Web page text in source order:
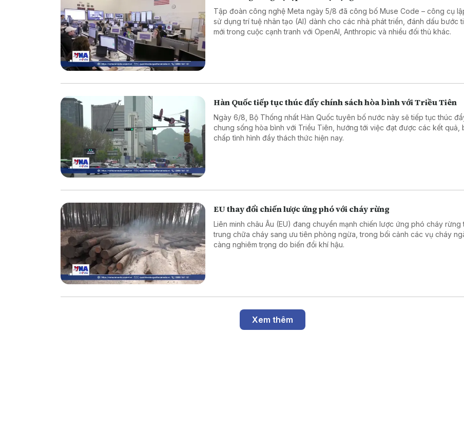
Tập đoàn công nghệ Meta ngày 5/8 đã công bố Muse Code – công cụ
sử dụng trí tuệ nhân tạo (AI) dành cho các nhà phát triển, đánh dấu bước
mới trong cuộc cạnh tranh với OpenAI, Anthropic và nhiều đối thủ khác.
Hàn Quốc tiếp tục thúc đẩy chính sách hòa bình với Triều Tiên
Ngày 6/8, Bộ Thống nhất Hàn Quốc tuyên bố nước này sẽ tiếp tục thúc
chung sống hòa bình với Triều Tiên, hướng tới việc đạt được các kết quả,
chấp tình hình đầy thách thức hiện nay.
EU thay đổi chiến lược ứng phó với cháy rừng
Liên minh châu Âu (EU) đang chuyển mạnh chiến lược ứng phó cháy rừng
trung chữa cháy sang ưu tiên phòng ngừa, trong bối cảnh các vụ cháy
càng nghiêm trọng do biến đổi khí hậu.
Xem thêm